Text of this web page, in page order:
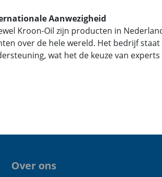
Aanwezigheid
Kroon-Oil zijn producten in
over de hele wereld. Het bedrijf
wat het de keuze van experts
Over ons